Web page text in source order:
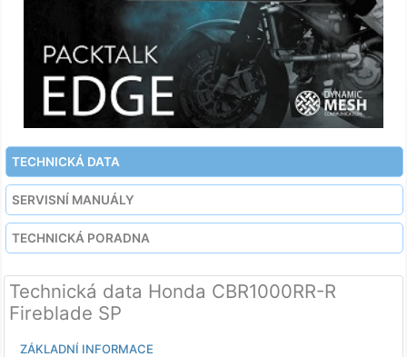
TECHNICKÁ DATA
SERVISNÍ MANUÁLY
TECHNICKÁ PORADNA
Technická data Honda CBR1000RR-R
Fireblade SP
ZÁKLADNÍ INFORMACE